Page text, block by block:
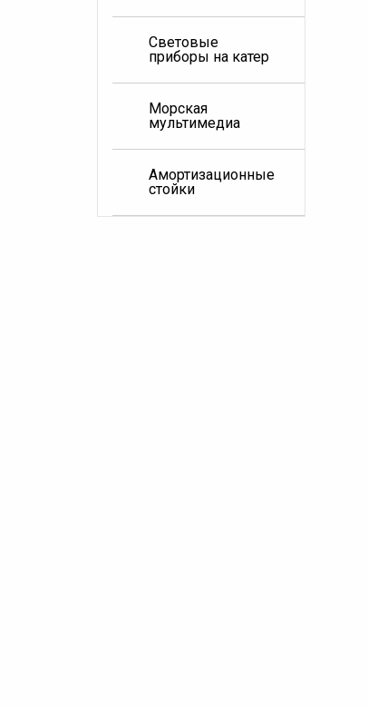
Световые
приборы на катер
Морская
мультимедиа
Амортизационные
стойки